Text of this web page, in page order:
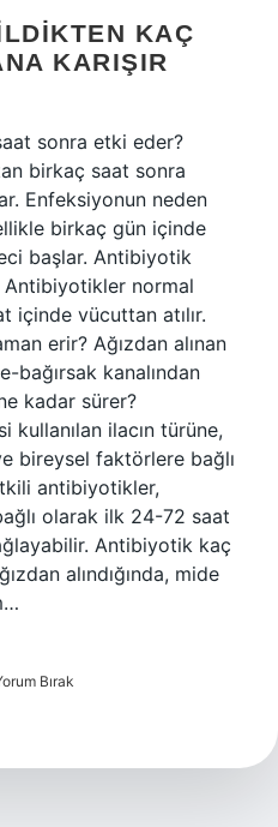
KAÇ
KARIŞIR
sonra etki eder?
birkaç saat sonra
Enfeksiyonun neden
birkaç gün içinde
başlar. Antibiyotik
Antibiyotikler normal
içinde vücuttan atılır.
erir? Ağızdan alınan
kanalından
kadar sürer?
ilacın türüne,
bireysel faktörlere bağlı
antibiyotikler,
olarak ilk 24-72 saat
Antibiyotik kaç
alındığında, mide
Bırak